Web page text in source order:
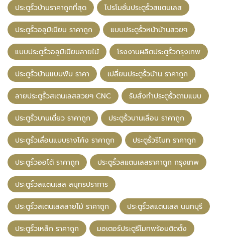
ประตูรั้วบ้านราคาถูกที่สุด โปรโมชั่นประตูรั้วสแตนเลส
ประตูรั้วอลูมิเนียม ราคาถูก แบบประตูรั้วหน้าบ้านสวยๆ
แบบประตูรั้วอลูมิเนียมลายไม้ โรงงานผลิตประตูรั้วกรุงเทพ
ประตูรั้วบ้านแบบพับ ราคา เปลี่ยนประตูรั้วบ้าน ราคาถูก
ลายประตูรั้วสเตนเลสสวยๆ CNC รับสั่งทำประตูรั้วตามแบบ
ประตูรั้วบานเดี่ยว ราคาถูก ประตูรั้วบานเลื่อน ราคาถูก
ประตูรั้วเลื่อนแบบรางโค้ง ราคาถูก ประตูรั้วรีโมท ราคาถูก
ประตูรั้วออโต้ ราคาถูก ประตูรั้วสแตนเลสราคาถูก กรุงเทพ
ประตูรั้วสแตนเลส สมุทรปราการ
ประตูรั้วสเตนเลสลายไม้ ราคาถูก ประตูรั้วสแตนเลส นนทบุรี
ประตูรั้วเหล็ก ราคาถูก มอเตอร์ประตูรีโมทพร้อมติดตั้ง